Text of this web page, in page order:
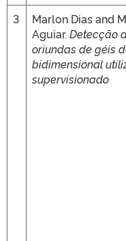
3
Marlon Dias and
Aguiar. Detecção
oriundas de géis
bidimensional
supervisionado